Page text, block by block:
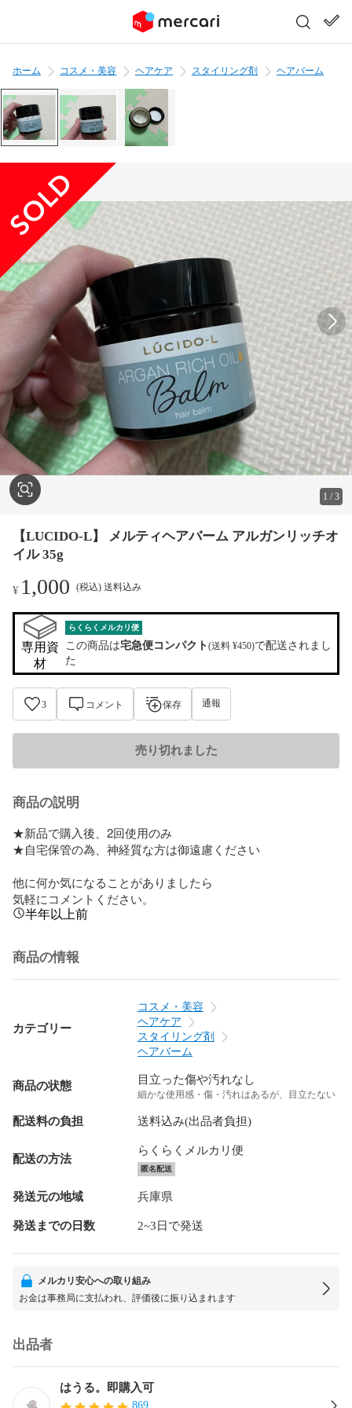
ホーム コスメ・美容 ヘアケア スタイリング剤 ヘアバーム
1 /3
【LUCIDO-L】 メルティヘアバーム アルガンリッチオ
イル 35g
¥ 1,000 (税込) 送料込み
専用資
材
らくらくメルカリ便
この商品は宅急便コンパクト(送料 ¥450)で配送されまし
た
3 コメント 保存 通報
売り切れました
商品の説明
★新品で購入後、2回使用のみ
★自宅保管の為、神経質な方は御遠慮ください
他に何か気になることがありましたら
気軽にコメントください。
半年以上前
商品の情報
カテゴリー
コスメ・美容
ヘアケア
スタイリング剤
ヘアバーム
商品の状態 目立った傷や汚れなし
細かな使用感・傷・汚れはあるが、目立たない
配送料の負担 送料込み(出品者負担)
配送の方法
らくらくメルカリ便
匿名配送
発送元の地域 兵庫県
発送までの日数 2~3日で発送
メルカリ安心への取り組み
お金は事務局に支払われ、評価後に振り込まれます
出品者
はうる。即購入可
869